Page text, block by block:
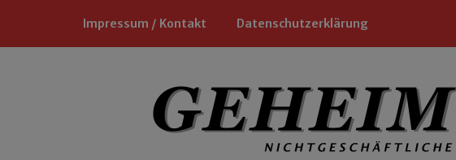
Impressum / Kontakt Datenschutzerklärung